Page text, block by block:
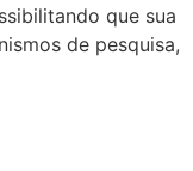
que sua
de pesquisa,